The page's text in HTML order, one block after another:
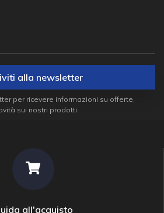
alla newsletter
per ricevere informazioni su offerte,
sui nostri prodotti.
all'acquisto